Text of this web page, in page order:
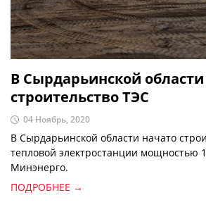
В Сырдарьинской
строительство ТЭС
04 Ноябрь, 2020
В Сырдарьинской области начато
тепловой электростанции мощностью
Минэнерго.
ПОДРОБНЕЕ →